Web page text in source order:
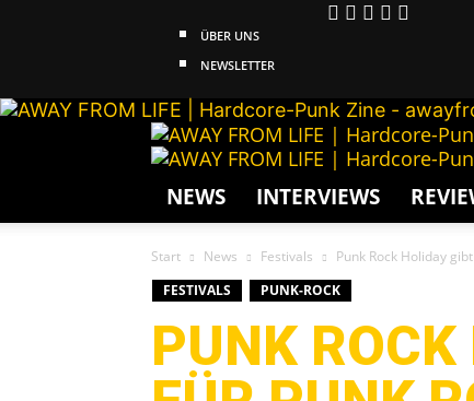
ÜBER UNS
NEWSLETTER
NEWS INTERVIEWS
Start News Festivals
Punk Rock Holiday
FESTIVALS
PUNK-ROCK
PUNK